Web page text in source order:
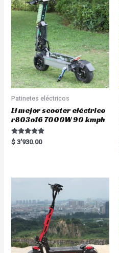
Patinetes eléctricos
El mejor scooter eléctrico
r803o16 7000W 90 kmph
Rated
5.00
$ 3'930.00